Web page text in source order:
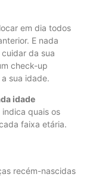
em dia todos
E nada
da sua
check-up
sua idade.
idade
indica quais os
faixa etária.
recém-nascidas